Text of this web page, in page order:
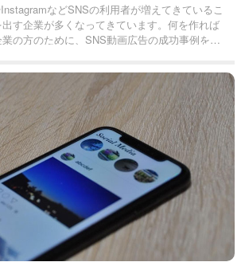
などSNSの利用者が増えてきているこ
す企業が多くなってきています。何を作れば
の方のために、SNS動画広告の成功事例を紹